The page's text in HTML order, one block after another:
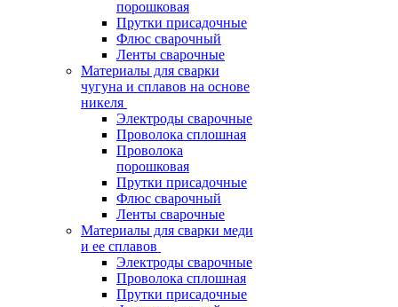
порошковая
Прутки присадочные
Флюс сварочный
Ленты сварочные
Материалы для сварки
чугуна и сплавов на основе
никеля
Электроды сварочные
Проволока сплошная
Проволока
порошковая
Прутки присадочные
Флюс сварочный
Ленты сварочные
Материалы для сварки меди
и ее сплавов
Электроды сварочные
Проволока сплошная
Прутки присадочные